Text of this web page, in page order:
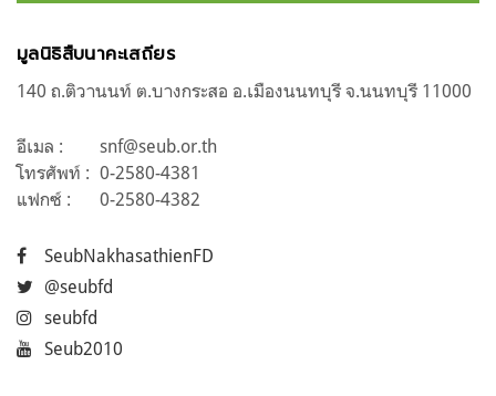
มูลนิธิสืบนาคะเสถียร
140 ถ.ติวานนท์ ต.บางกระสอ อ.เมืองนนทบุรี จ.นนทบุรี 11000
อีเมล :
snf@seub.or.th
โทรศัพท์ : 0-2580-4381
แฟกซ์ :
0-2580-4382
SeubNakhasathienFD
@seubfd
seubfd
Seub2010